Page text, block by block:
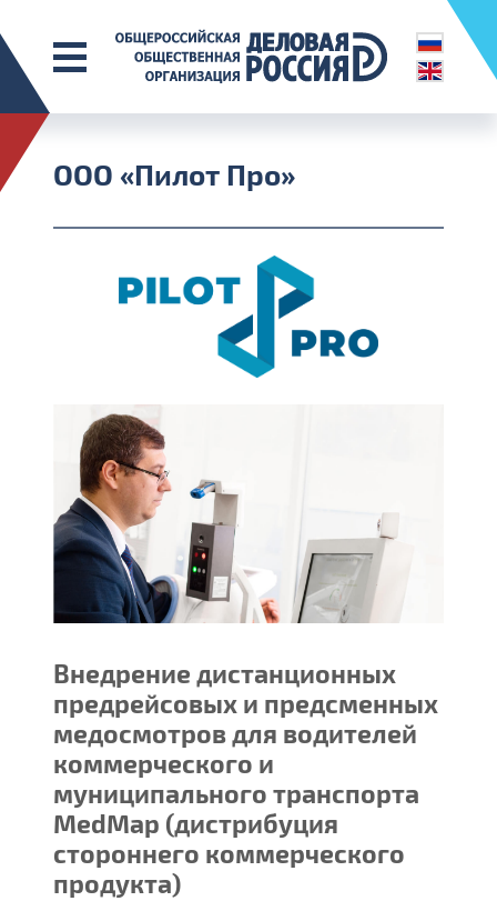
ООО «Пилот Про»
Внедрение дистанционных
предрейсовых и предсменных
медосмотров для водителей
коммерческого и
муниципального транспорта
MedMap (дистрибуция
стороннего коммерческого
продукта)